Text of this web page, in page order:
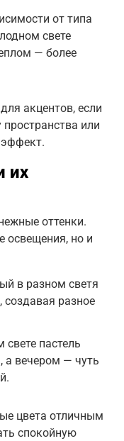
от типа
свете
— более
акцентов, если
или
их
оттенки.
освещения, но и
в разном светя
создавая разное
пастель
а вечером — чуть
цвета отличным
спокойную